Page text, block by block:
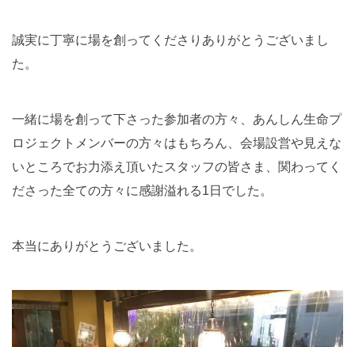
誠実に丁寧に場を創ってくださりありがとうございまし
た。
一緒に場を創って下さった参加者の方々、あんしん生命プ
ロジェクトメンバーの方々はもちろん、会場設営や見えな
いところでお力添え頂いたスタッフの皆さま、関わってく
ださった全ての方々に感謝溢れる1日でした。
本当にありがとうございました。